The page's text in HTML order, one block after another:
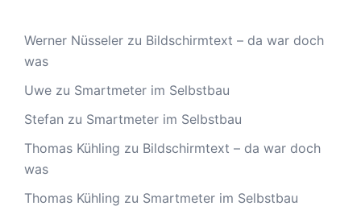
Werner Nüsseler zu Bildschirmtext – da war doch
was
Uwe zu Smartmeter im Selbstbau
Stefan zu Smartmeter im Selbstbau
Thomas Kühling zu Bildschirmtext – da war doch
was
Thomas Kühling zu Smartmeter im Selbstbau